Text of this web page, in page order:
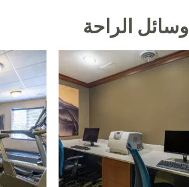
وسائل الراحة